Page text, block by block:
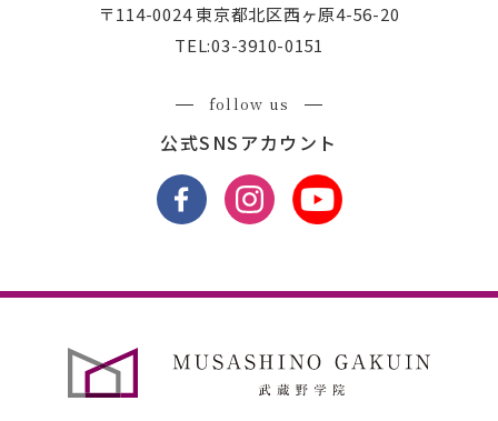
〒114-0024 東京都北区西ヶ原4-56-20
TEL:03-3910-0151
follow us
公式SNSアカウント